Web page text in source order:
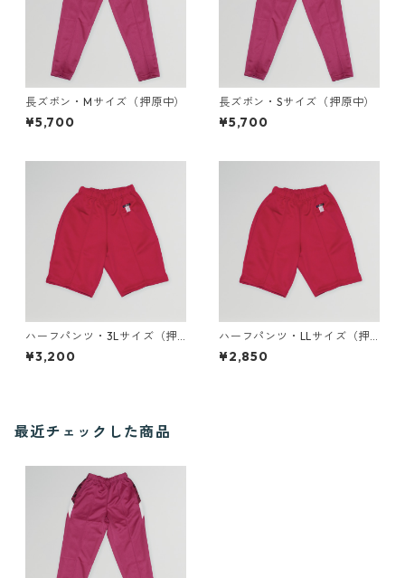
長ズボン・Mサイズ（押原中）
¥5,700
長ズボン・Sサイズ（押原中）
¥5,700
ハーフパンツ・3Lサイズ（押
原中）
¥3,200
ハーフパンツ・LLサイズ（押
原中）
¥2,850
最近チェックした商品